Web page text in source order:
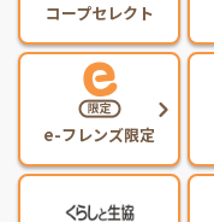
コープセレクト
e-フレンズ限定